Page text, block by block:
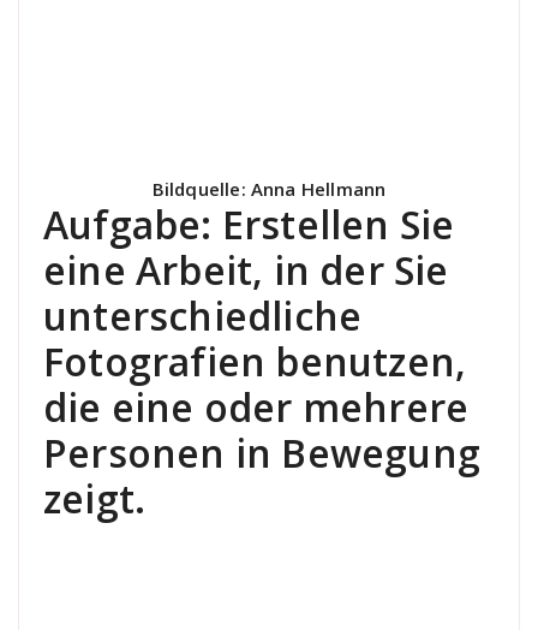
Bildquelle: Anna Hellmann
Aufgabe: Erstellen Sie
eine Arbeit, in der Sie
unterschiedliche
Fotografien benutzen,
die eine oder mehrere
Personen in Bewegung
zeigt.